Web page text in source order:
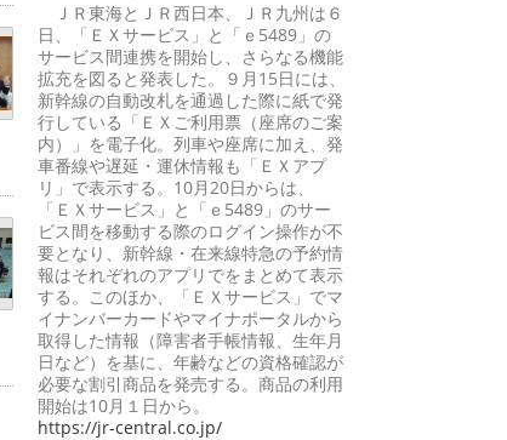
ＪＲ東海とＪＲ西日本、ＪＲ九州は６
日、「ＥＸサービス」と「ｅ5489」の
サービス間連携を開始し、さらなる機能
拡充を図ると発表した。９月15日には、
新幹線の自動改札を通過した際に紙で発
行している「ＥＸご利用票（座席のご案
内）」を電子化。列車や座席に加え、発
車番線や遅延・運休情報も「ＥＸアプ
リ」で表示する。10月20日からは、
「ＥＸサービス」と「ｅ5489」のサー
ビス間を移動する際のログイン操作が不
要となり、新幹線・在来線特急の予約情
報はそれぞれのアプリでをまとめて表示
する。このほか、「ＥＸサービス」でマ
イナンバーカードやマイナポータルから
取得した情報（障害者手帳情報、生年月
日など）を基に、年齢などの資格確認が
必要な割引商品を発売する。商品の利用
開始は10月１日から。
https://jr-central.co.jp/